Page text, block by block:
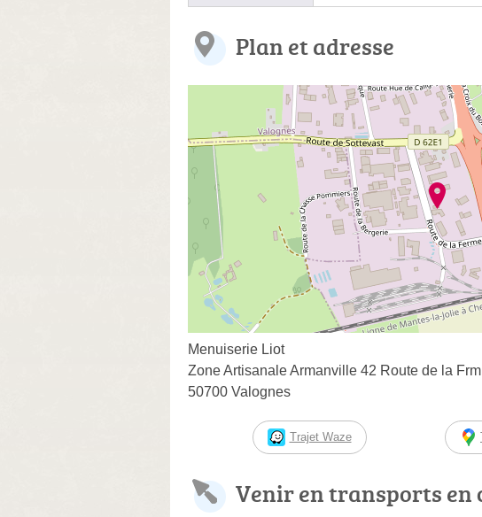
Plan et adresse
Menuiserie Liot
Zone Artisanale Armanville 42 Route de la
50700 Valognes
Trajet Waze
Venir en transports en